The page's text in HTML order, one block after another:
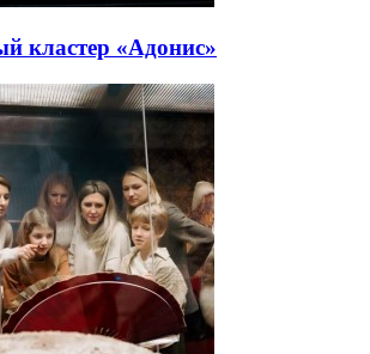
кластер «Адонис»